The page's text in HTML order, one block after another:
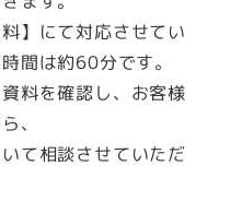
】にて対応させてい
間は約60分です。
料を確認し、お客様
、
て相談させていただ